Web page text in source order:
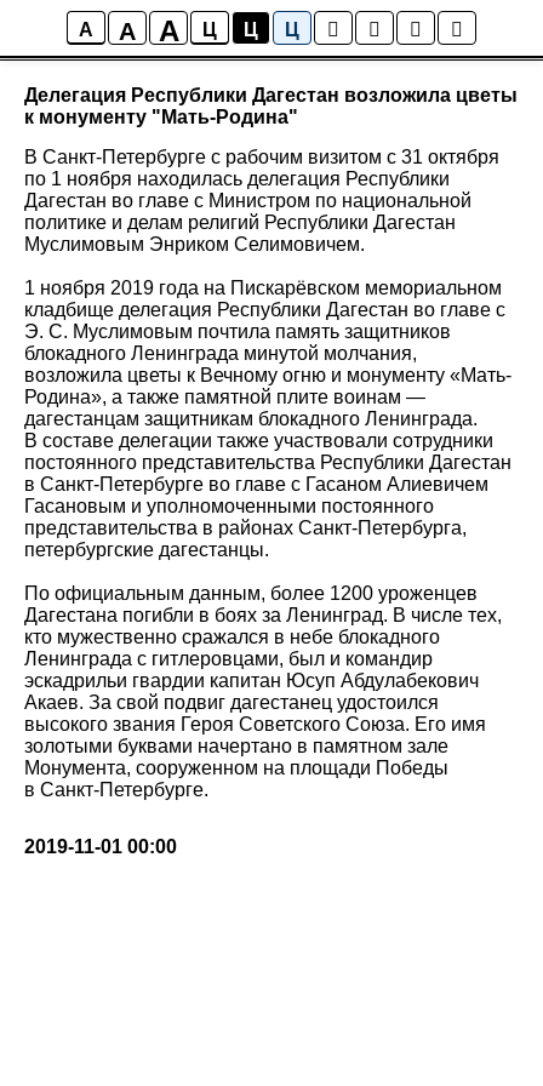
A A A Ц Ц Ц
Новости
Делегация Республики Дагестан возложила цветы
к монументу "Мать-Родина"
В Санкт-Петербурге с рабочим визитом с 31 октября
по 1 ноября находилась делегация Республики
Дагестан во главе с Министром по национальной
политике и делам религий Республики Дагестан
Муслимовым Энриком Селимовичем.
1 ноября 2019 года на Пискарёвском мемориальном
кладбище делегация Республики Дагестан во главе с
Э. С. Муслимовым почтила память защитников
блокадного Ленинграда минутой молчания,
возложила цветы к Вечному огню и монументу «Мать-
Родина», а также памятной плите воинам —
дагестанцам защитникам блокадного Ленинграда.
В составе делегации также участвовали сотрудники
постоянного представительства Республики Дагестан
в Санкт-Петербурге во главе с Гасаном Алиевичем
Гасановым и уполномоченными постоянного
представительства в районах Санкт-Петербурга,
петербургские дагестанцы.
По официальным данным, более 1200 уроженцев
Дагестана погибли в боях за Ленинград. В числе тех,
кто мужественно сражался в небе блокадного
Ленинграда с гитлеровцами, был и командир
эскадрильи гвардии капитан Юсуп Абдулабекович
Акаев. За свой подвиг дагестанец удостоился
высокого звания Героя Советского Союза. Его имя
золотыми буквами начертано в памятном зале
Монумента, сооруженном на площади Победы
в Санкт-Петербурге.
2019-11-01 00:00